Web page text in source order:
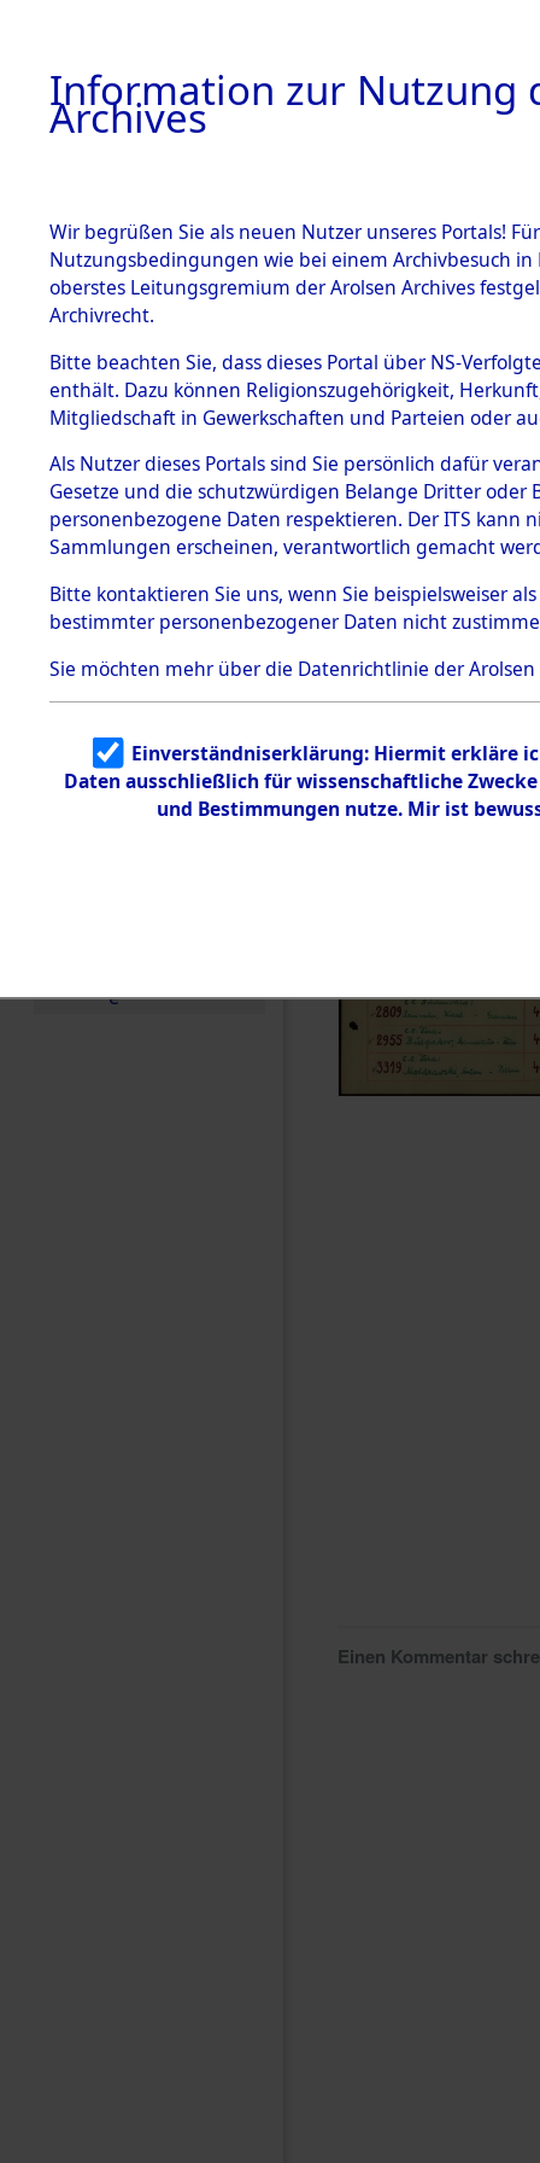
BESTÄNDE
1.
mente
5. Verschiedenes
5.3
Todesmärsche
5.3.1 Alliierte
Erhebungen
zu
Todesmärsch
en
5.3.2
Identifizierun
g
5.3.3
Todesmärsch
e
Dead -
Branch -
0015
Einen Kommentar
Information zur Nutzung
Archives
Wir begrüßen Sie als neuen Nutzer unseres Portals!
Nutzungsbedingungen wie bei einem Archivbesuch
oberstes Leitungsgremium der Arolsen Archives
Archivrecht.
Bitte beachten Sie, dass dieses Portal über NS-
enthält. Dazu können Religionszugehörigkeit,
Mitgliedschaft in Gewerkschaften und Parteien oder
Als Nutzer dieses Portals sind Sie persönlich dafür
Gesetze und die schutzwürdigen Belange Dritter
personenbezogene Daten respektieren. Der ITS
Sammlungen erscheinen, verantwortlich gemacht
Bitte kontaktieren Sie uns, wenn Sie beispielsweiser
bestimmter personenbezogener Daten nicht
Sie möchten mehr über die Datenrichtlinie der Arolsen
Einverständniserklärung: Hiermit erkläre
Daten ausschließlich für wissenschaftliche
und Bestimmungen nutze. Mir ist